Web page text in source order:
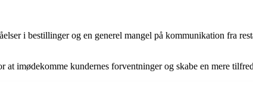
i bestillinger og en generel mangel på kommunikation fra
imødekomme kundernes forventninger og skabe en mere